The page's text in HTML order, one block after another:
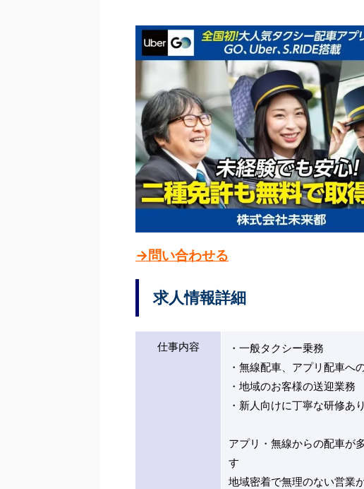
→問い合わせる
求人情報詳細
仕事内容
・一般タクシー乗務
・無線配車、アプリ配車へ
・地域のお客様の送迎業務
・新人向けに丁寧な研修あり
アプリ・無線からの配車が
す
地域密着で無理のない営業